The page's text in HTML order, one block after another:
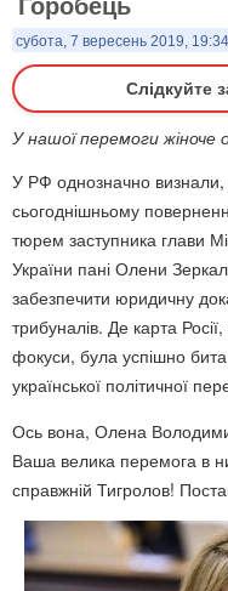
субота, 7 вересень 2019, 19:34
Слідкуйте
У нашої перемоги жіноче
У РФ однозначно
сьогоднішньому
тюрем заступника глави
України пані Олени
забезпечити юридичну
трибуналів. Де карта
фокуси, була успішно
української політичної
Ось вона, Олена
Ваша велика перемога в
справжній Тигролов!